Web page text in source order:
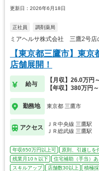
更新日：2026年6月18日
正社員 調剤薬局
ミアヘルサ株式会社 三鷹2号店
【東京都三鷹市】東
店舗展開！
給与
【月収】26.0万円
【年収】380万円
勤務地 東京都 三鷹市
アクセス
ＪＲ中央線 三鷹駅
ＪＲ総武線 三鷹駅
年収650万円以上可 原則、引越しを
残業月10ｈ以下
住宅補助（手当）あ
スキルアップ
店舗数30以上 積極